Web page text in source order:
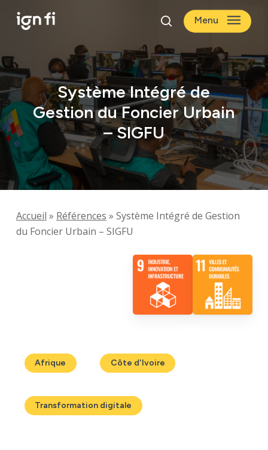
content
search
Menu
Système Intégré de
Gestion du Foncier Urbain
– SIGFU
Accueil » Références » Système Intégré de Gestion
du Foncier Urbain – SIGFU
Afrique Côte d'Ivoire
Transformation digitale